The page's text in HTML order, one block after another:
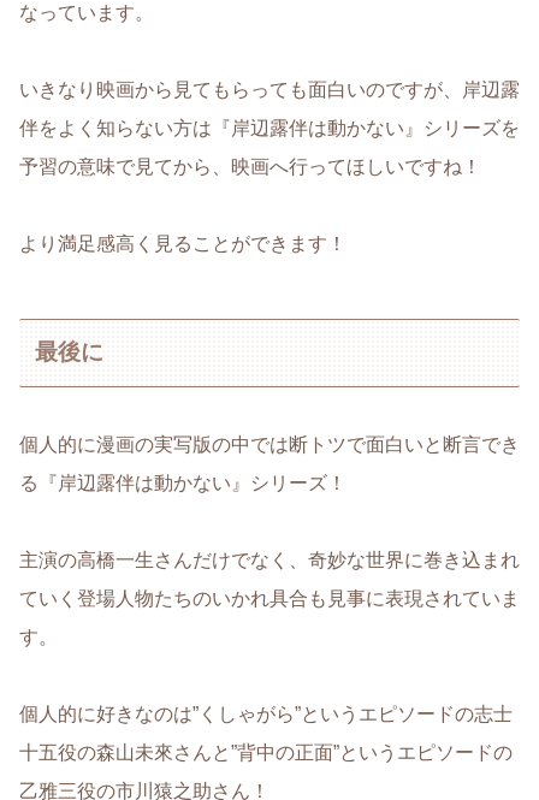
なっています。
いきなり映画から見てもらっても面白いのですが、岸辺露
伴をよく知らない方は『岸辺露伴は動かない』シリーズを
予習の意味で見てから、映画へ行ってほしいですね！
より満足感高く見ることができます！
最後に
個人的に漫画の実写版の中では断トツで面白いと断言でき
る『岸辺露伴は動かない』シリーズ！
主演の高橋一生さんだけでなく、奇妙な世界に巻き込まれ
ていく登場人物たちのいかれ具合も見事に表現されていま
す。
個人的に好きなのは”くしゃがら”というエピソードの志士
十五役の森山未來さんと”背中の正面”というエピソードの
乙雅三役の市川猿之助さん！